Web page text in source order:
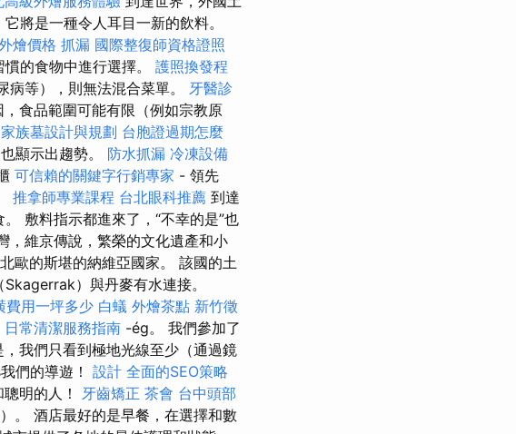
將是一種令人耳目一新的飲料。
燴價格 抓漏 國際整復師資格證照
的食物中進行選擇。 護照換發程
等），則無法混合菜單。 牙醫診
食品範圍可能有限（例如宗教原
家族墓設計與規劃 台胞證過期怎麼
顯示出趨勢。 防水抓漏 冷凍設備
可信賴的關鍵字行銷專家 - 領先
推拿師專業課程 台北眼科推薦 到達
敷料指示都進來了，“不幸的是”也
，維京傳說，繁榮的文化遺產和小
歐的斯堪的納維亞國家。 該國的土
）與丹麥有水連接。
費用一坪多少 白蟻 外燴茶點 新竹徵
日常清潔服務指南 -ég。 我們參加了
，我們只看到極地光線至少（通過鏡
們的導遊！ 設計 全面的SEO策略
明的人！ 牙齒矯正 茶會 台中頭部
。 酒店最好的是早餐，在選擇和數